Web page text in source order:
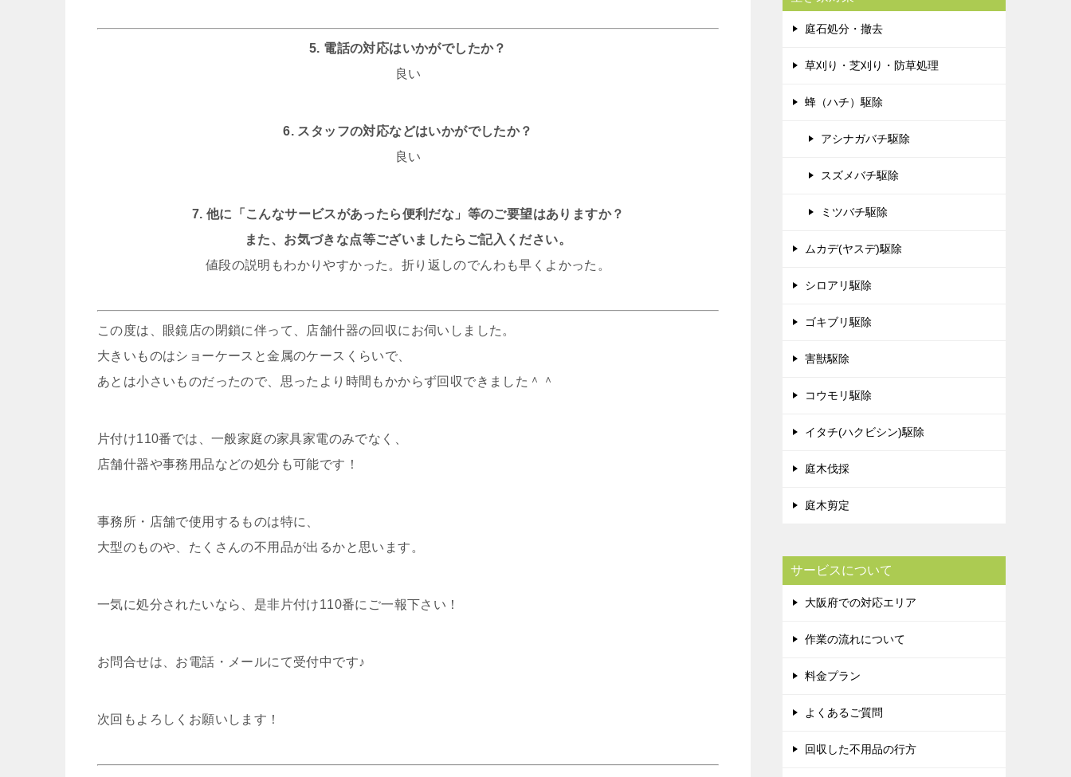
5. 電話の対応はいかがでしたか？
良い
6. スタッフの対応などはいかがでしたか？
良い
7. 他に「こんなサービスがあったら便利だな」等のご要望はありますか？
また、お気づきな点等ございましたらご記入ください。
値段の説明もわかりやすかった。折り返しのでんわも早くよかった。
この度は、眼鏡店の閉鎖に伴って、店舗什器の回収にお伺いしました。
大きいものはショーケースと金属のケースくらいで、
あとは小さいものだったので、思ったより時間もかからず回収できました＾＾
片付け110番では、一般家庭の家具家電のみでなく、
店舗什器や事務用品などの処分も可能です！
事務所・店舗で使用するものは特に、
大型のものや、たくさんの不用品が出るかと思います。
一気に処分されたいなら、是非片付け110番にご一報下さい！
お問合せは、お電話・メールにて受付中です♪
次回もよろしくお願いします！
庭石処分・撤去
草刈り・芝刈り・防草処理
蜂（ハチ）駆除
アシナガバチ駆除
スズメバチ駆除
ミツバチ駆除
ムカデ(ヤスデ)駆除
シロアリ駆除
ゴキブリ駆除
害獣駆除
コウモリ駆除
イタチ(ハクビシン)駆除
庭木伐採
庭木剪定
サービスについて
大阪府での対応エリア
作業の流れについて
料金プラン
よくあるご質問
回収した不用品の行方